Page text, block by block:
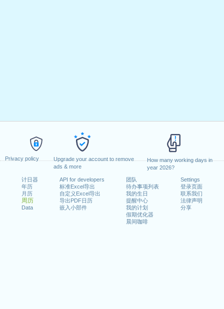
Privacy policy
Upgrade your account to remove
ads & more
How many working days in
year 2026?
计日器
年历
月历
周历
Data
API for developers
标准Excel导出
自定义Excel导出
导出PDF日历
嵌入小部件
团队
待办事项列表
我的生日
提醒中心
我的计划
假期优化器
晨间咖啡
Settings
登录页面
联系我们
法律声明
分享